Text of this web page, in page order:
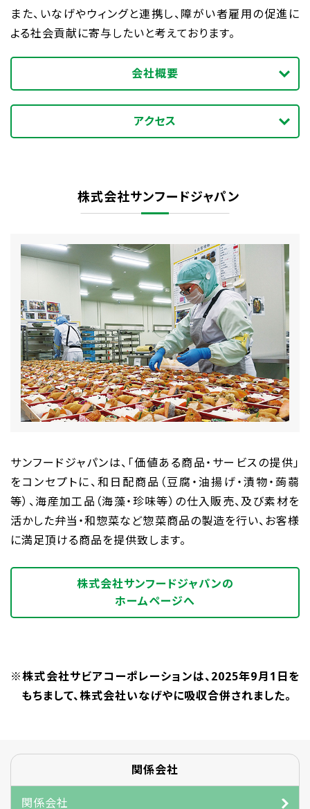
また、いなげやウィングと連携し、障がい者雇用の促進に
よる社会貢献に寄与したいと考えております。
会社概要
アクセス
株式会社サンフードジャパン
サンフードジャパンは、「価値ある商品・サービスの提供」
をコンセプトに、和日配商品（豆腐・油揚げ・漬物・蒟蒻
等）、海産加工品（海藻・珍味等）の仕入販売、及び素材を
活かした弁当・和惣菜など惣菜商品の製造を行い、お客様
に満足頂ける商品を提供致します。
株式会社サンフードジャパンの
ホームページへ
※株式会社サビアコーポレーションは、2025年9月1日を
もちまして、株式会社いなげやに吸収合併されました。
関係会社
関係会社